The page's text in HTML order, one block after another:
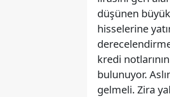
düşünen
hisselerine
kredi
bulunuyor.
gelmeli. Zira